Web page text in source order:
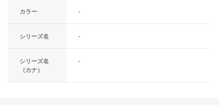
カラー -
シリーズ名 -
シリーズ名
（カナ）
-